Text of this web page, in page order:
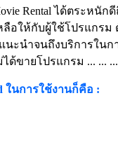
Rental ได้ตระหนั
อให้กับผู้ใช้โปรแกรม
ะนำจนถึงบริการในก
ด้ขายโปรแกรม ... ... ...
ในการใช้งานก็คือ :